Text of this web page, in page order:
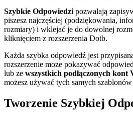
Szybkie Odpowiedzi pozwalają
piszesz najczęściej (podziękowania,
rozmiary) i wklejać je do dowolnej
kliknięciem z rozszerzenia Dotb.
Każda szybka odpowiedź jest
rozszerzenie może pokazywać
lub ze wszystkich podłączonych kont
możesz używać tych samych
Tworzenie Szybkiej